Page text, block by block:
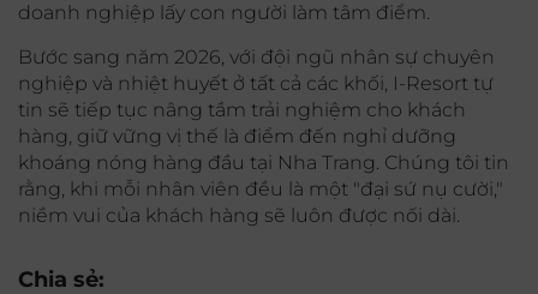
doanh nghiệp lấy con người làm tâm điểm.
Bước sang năm 2026, với đội ngũ nhân sự chuyên
nghiệp và nhiệt huyết ở tất cả các khối, I-Resort tự
tin sẽ tiếp tục nâng tầm trải nghiệm cho khách
hàng, giữ vững vị thế là điểm đến nghỉ dưỡng
khoáng nóng hàng đầu tại Nha Trang. Chúng tôi tin
rằng, khi mỗi nhân viên đều là một "đại sứ nụ cười,"
niềm vui của khách hàng sẽ luôn được nối dài.
Chia sẻ: